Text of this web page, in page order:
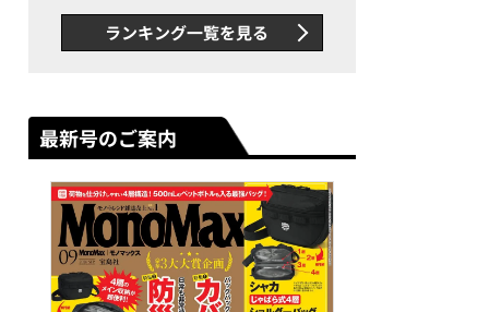
録…ほか【休日バッグの人気
記事ランキングベスト3】
（2026年6月版）
ランキング一覧を見る
最新号のご案内